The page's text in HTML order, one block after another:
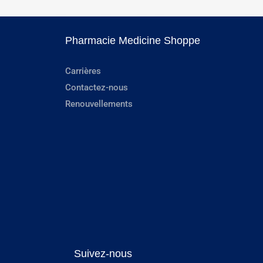
Pharmacie Medicine Shoppe
Carrières
Contactez-nous
Renouvellements
Suivez-nous